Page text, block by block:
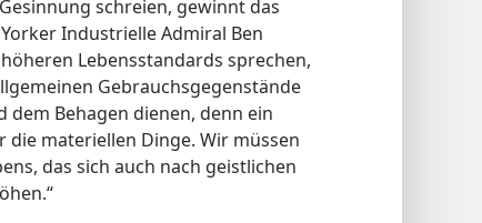
schreien, gewinnt das
Industrielle Admiral Ben
Lebensstandards sprechen,
Gebrauchsgegenstände
Behagen dienen, denn ein
materiellen Dinge. Wir müssen
das sich auch nach geistlichen